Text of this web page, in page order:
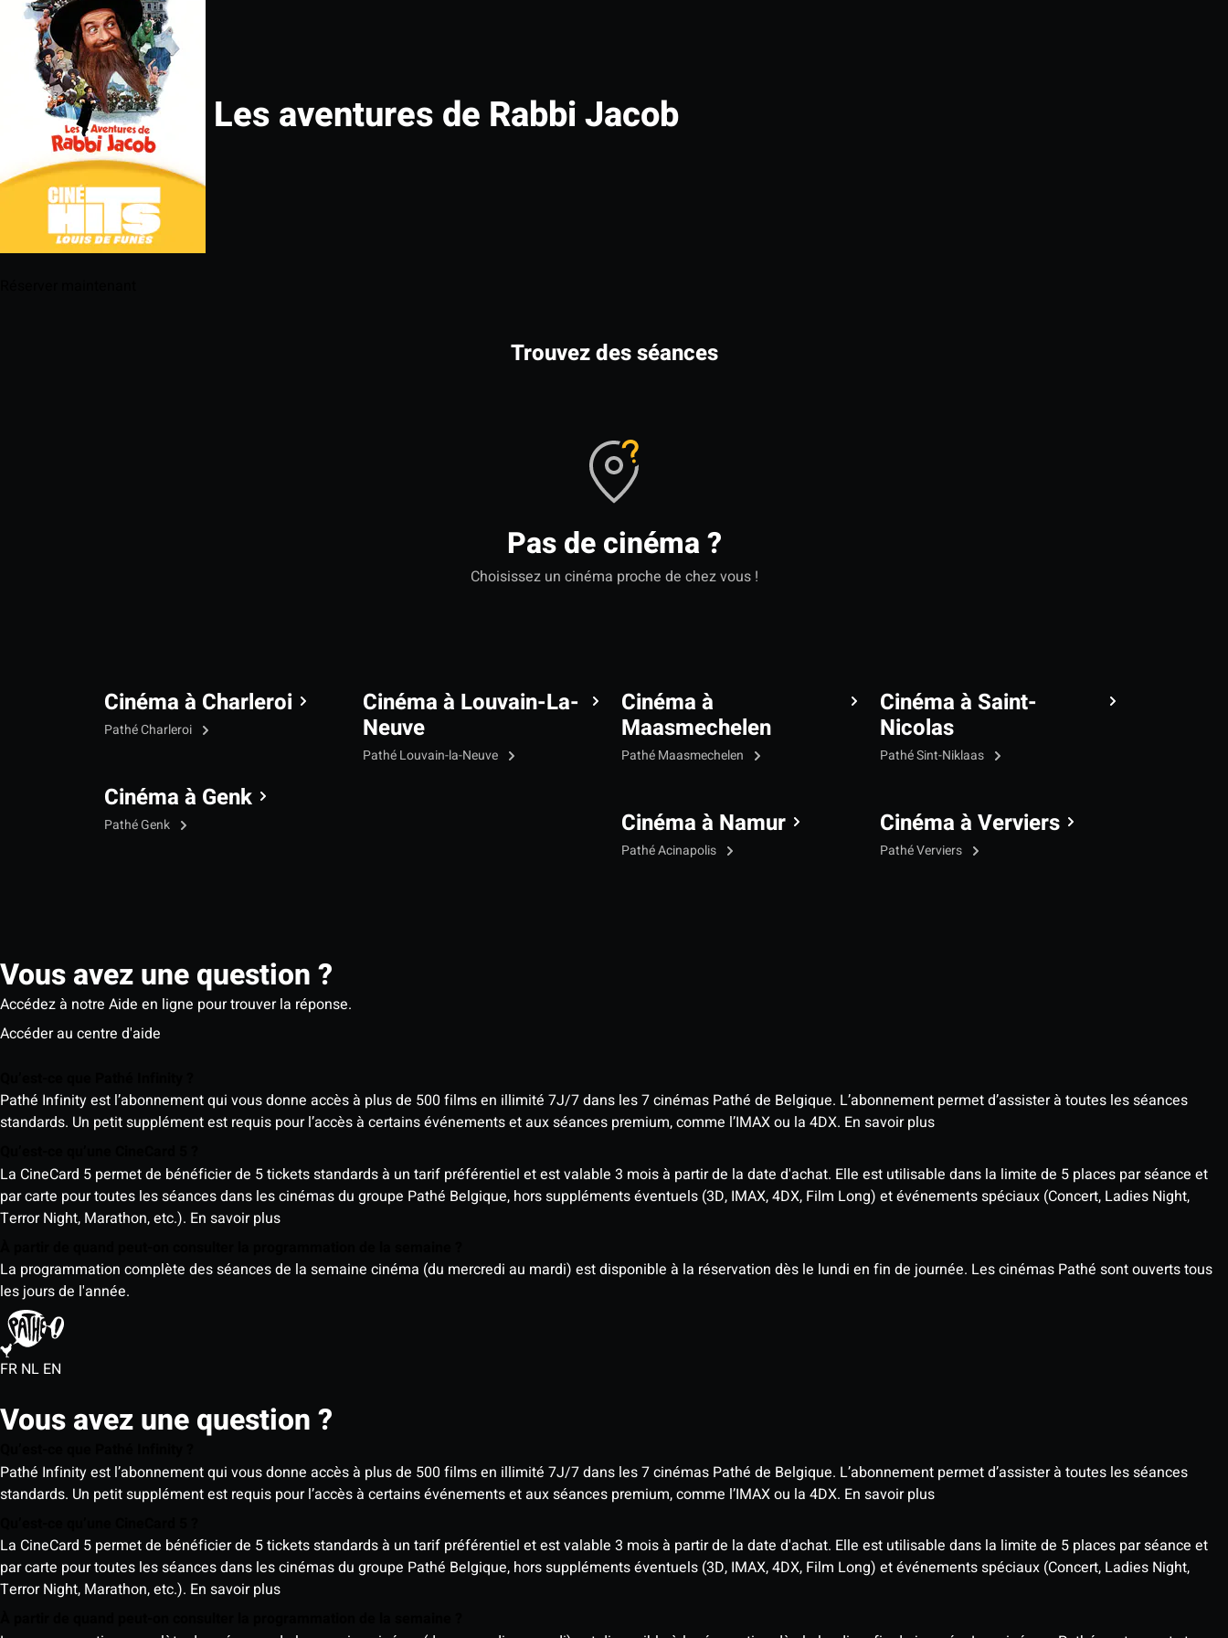
Les aventures de Rabbi Jacob
Trouvez des séances
Pas de cinéma ?
Choisissez un cinéma proche de chez vous !
Cinéma à Charleroi
Pathé Charleroi
Cinéma à Genk
Pathé Genk
Cinéma à Louvain-La-
Neuve
Pathé Louvain-la-Neuve
Cinéma à
Maasmechelen
Pathé Maasmechelen
Cinéma à Namur
Pathé Acinapolis
Cinéma à Saint-
Nicolas
Pathé Sint-Niklaas
Cinéma à Verviers
Pathé Verviers
Vous avez une question ?
Accédez à notre Aide en ligne pour trouver la réponse.
Accéder au centre d'aide
Pathé Infinity est l’abonnement qui vous donne accès à plus de 500 films en illimité 7J/7 dans les 7 cinémas Pathé de Belgique. L’abonnement permet d’assister à toutes les séances
standards. Un petit supplément est requis pour l’accès à certains événements et aux séances premium, comme l’IMAX ou la 4DX. En savoir plus
La CineCard 5 permet de bénéficier de 5 tickets standards à un tarif préférentiel et est valable 3 mois à partir de la date d'achat. Elle est utilisable dans la limite de 5 places par séance et
par carte pour toutes les séances dans les cinémas du groupe Pathé Belgique, hors suppléments éventuels (3D, IMAX, 4DX, Film Long) et événements spéciaux (Concert, Ladies Night,
Terror Night, Marathon, etc.). En savoir plus
La programmation complète des séances de la semaine cinéma (du mercredi au mardi) est disponible à la réservation dès le lundi en fin de journée. Les cinémas Pathé sont ouverts tous
les jours de l'année.
FR NL EN
Vous avez une question ?
Pathé Infinity est l’abonnement qui vous donne accès à plus de 500 films en illimité 7J/7 dans les 7 cinémas Pathé de Belgique. L’abonnement permet d’assister à toutes les séances
standards. Un petit supplément est requis pour l’accès à certains événements et aux séances premium, comme l’IMAX ou la 4DX. En savoir plus
La CineCard 5 permet de bénéficier de 5 tickets standards à un tarif préférentiel et est valable 3 mois à partir de la date d'achat. Elle est utilisable dans la limite de 5 places par séance et
par carte pour toutes les séances dans les cinémas du groupe Pathé Belgique, hors suppléments éventuels (3D, IMAX, 4DX, Film Long) et événements spéciaux (Concert, Ladies Night,
Terror Night, Marathon, etc.). En savoir plus